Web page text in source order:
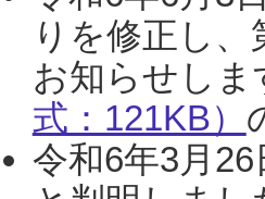
りを修正し
お知らせしま
式：121KB）
令和6年3月